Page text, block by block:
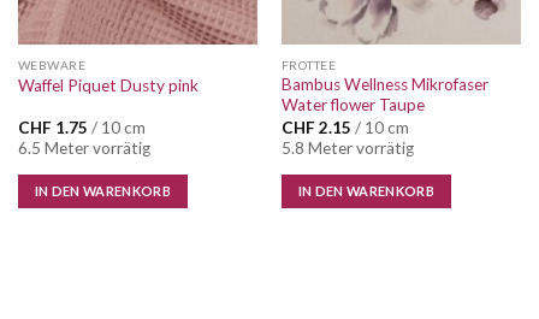
WEBWARE
Waffel Piquet Dusty pink
CHF 1.75 / 10 cm
6.5 Meter vorrätig
IN DEN WARENKORB
FROTTEE
Bambus Wellness Mikrofaser
Water flower Taupe
CHF 2.15 / 10 cm
5.8 Meter vorrätig
IN DEN WARENKORB